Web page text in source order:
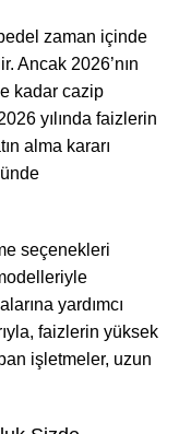
zaman içinde
Ancak 2026’nın
kadar cazip
yılında faizlerin
alma kararı
seçenekleri
yardımcı
faizlerin yüksek
işletmeler, uzun